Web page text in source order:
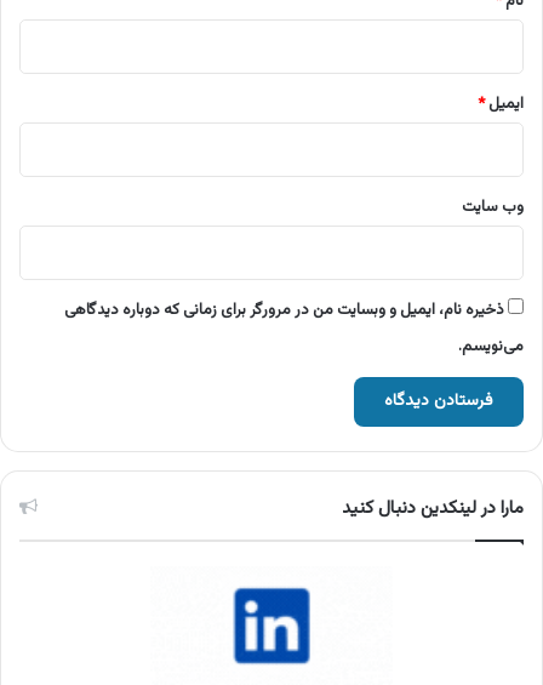
ایمیل*
وب‌ سایت
ذخیره نام، ایمیل و وبسایت من در مرورگر برای زمانی که دوباره دیدگاهی
می‌نویسم.
مارا در لینکدین دنبال کنید